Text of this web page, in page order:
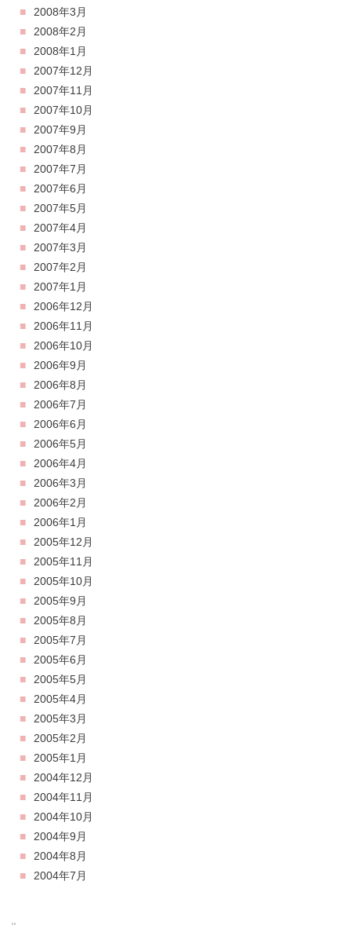
2008年3月
2008年2月
2008年1月
2007年12月
2007年11月
2007年10月
2007年9月
2007年8月
2007年7月
2007年6月
2007年5月
2007年4月
2007年3月
2007年2月
2007年1月
2006年12月
2006年11月
2006年10月
2006年9月
2006年8月
2006年7月
2006年6月
2006年5月
2006年4月
2006年3月
2006年2月
2006年1月
2005年12月
2005年11月
2005年10月
2005年9月
2005年8月
2005年7月
2005年6月
2005年5月
2005年4月
2005年3月
2005年2月
2005年1月
2004年12月
2004年11月
2004年10月
2004年9月
2004年8月
2004年7月